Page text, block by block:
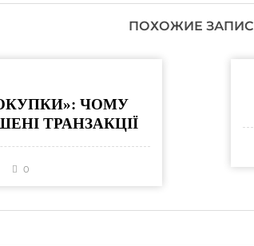
ПОХОЖИЕ
ЧОМУ
ТРАНЗАКЦІЇ
0